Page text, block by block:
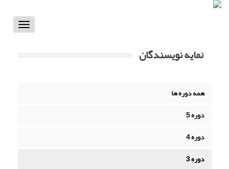
Toggle
نمایه نویسندگان
همه دوره ها
دوره 5
دوره 4
دوره 3